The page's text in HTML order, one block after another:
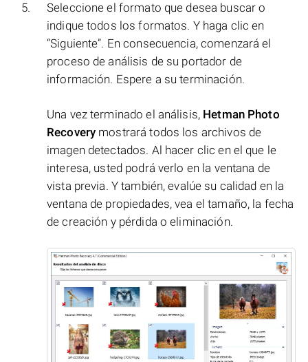
Seleccione el formato que desea buscar o
indique todos los formatos. Y haga clic en
“Siguiente”. En consecuencia, comenzará el
proceso de análisis de su portador de
información. Espere a su terminación.
Una vez terminado el análisis, Hetman Photo
Recovery mostrará todos los archivos de
imagen detectados. Al hacer clic en el que le
interesa, usted podrá verlo en la ventana de
vista previa. Y también, evalúe su calidad en la
ventana de propiedades, vea el tamaño, la fecha
de creación y pérdida o eliminación.